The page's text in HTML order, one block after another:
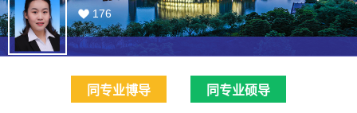
176
同专业博导 同专业硕导